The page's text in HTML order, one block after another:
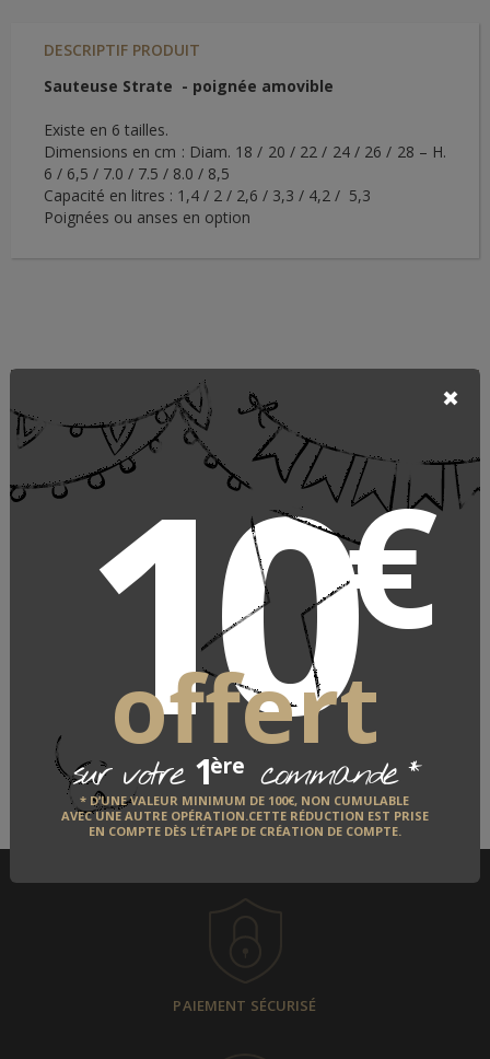
10€
offert
sur votre 1ère commande*
* D’UNE VALEUR MINIMUM DE 100€, NON CUMULABLE
AVEC UNE AUTRE OPÉRATION.CETTE RÉDUCTION EST PRISE
EN COMPTE DÈS L’ÉTAPE DE CRÉATION DE COMPTE.
DESCRIPTIF PRODUIT
Sauteuse Strate - poignée amovible
Existe en 6 tailles.
Dimensions en cm : Diam. 18 / 20 / 22 / 24 / 26 / 28 – H.
6 / 6,5 / 7.0 / 7.5 / 8.0 / 8,5
Capacité en litres : 1,4 / 2 / 2,6 / 3,3 / 4,2 / 5,3
Poignées ou anses en option
Casseroles Cristel
CRISTEL
LE FABRICANT
QUI EST-IL ?
DÉCOUVRIR
PAIEMENT SÉCURISÉ